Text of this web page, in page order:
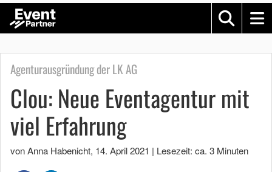
Agenturausgründung der LK AG
Clou: Neue Eventagentur mit
viel Erfahrung
von Anna Habenicht, 14. April 2021 | Lesezeit: ca. 3 Minuten